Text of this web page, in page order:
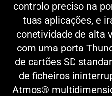
controlo preciso na
tuas aplicações, e
conetividade de alta
com uma porta
de cartões SD
de ficheiros
Atmos®